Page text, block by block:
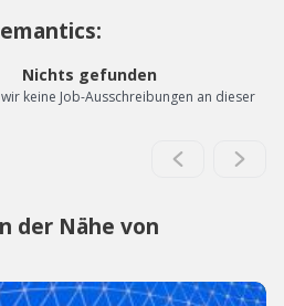
Nichts gefunden
keine Job-Ausschreibungen an dieser
der Nähe von